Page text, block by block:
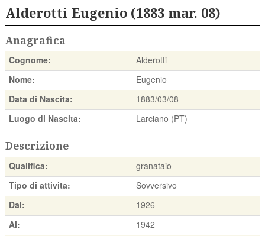
Alderotti Eugenio (1883 mar. 08)
Anagrafica
Cognome:
Alderotti
Nome:
Eugenio
Data di Nascita:
1883/03/08
Luogo di Nascita:
Larciano (PT)
Descrizione
Qualifica:
granataio
Tipo di attivita:
Sovversivo
Dal:
1926
Al:
1942